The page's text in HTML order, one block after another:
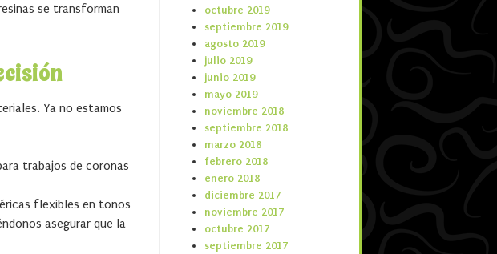
se transforman
Ya no estamos
trabajos de coronas
flexibles en tonos
asegurar que la
octubre 2019
septiembre 2019
agosto 2019
julio 2019
junio 2019
mayo 2019
noviembre 2018
septiembre 2018
marzo 2018
febrero 2018
enero 2018
diciembre 2017
noviembre 2017
octubre 2017
septiembre 2017